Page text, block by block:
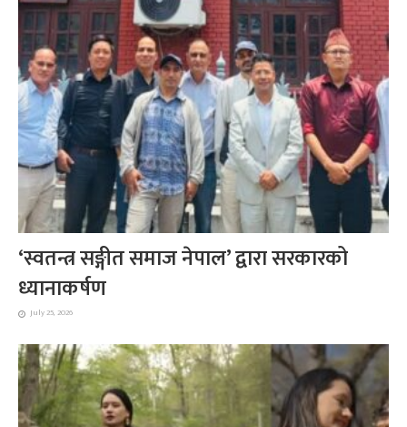
‘स्वतन्त्र सङ्गीत समाज नेपाल’ द्वारा सरकारको
ध्यानाकर्षण
July 25, 2026